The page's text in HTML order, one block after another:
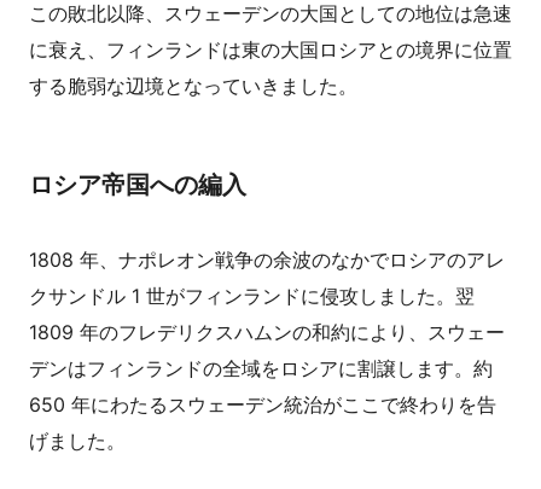
この敗北以降、スウェーデンの大国としての地位は急速
に衰え、フィンランドは東の大国ロシアとの境界に位置
する脆弱な辺境となっていきました。
ロシア帝国への編入
1808 年、ナポレオン戦争の余波のなかでロシアのアレ
クサンドル 1 世がフィンランドに侵攻しました。翌
1809 年のフレデリクスハムンの和約により、スウェー
デンはフィンランドの全域をロシアに割譲します。約
650 年にわたるスウェーデン統治がここで終わりを告
げました。